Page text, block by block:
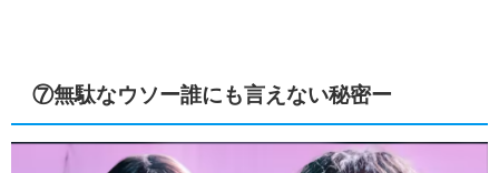
⑦無駄なウソー誰にも言えない秘密ー